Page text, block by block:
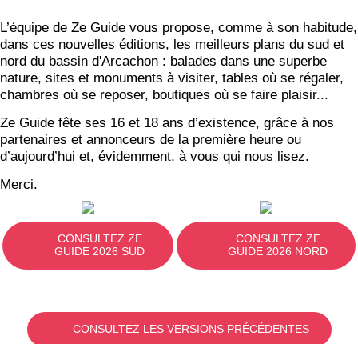
L’équipe de Ze Guide vous propose, comme à son habitude,
dans ces nouvelles éditions, les meilleurs plans du sud et
nord du bassin d'Arcachon : balades dans une superbe
nature, sites et monuments à visiter, tables où se régaler,
chambres où se reposer, boutiques où se faire plaisir...
Ze Guide fête ses 16 et 18 ans d’existence, grâce à nos
partenaires et annonceurs de la première heure ou
d’aujourd’hui et, évidemment, à vous qui nous lisez.
Merci.
CONSULTEZ ZE
GUIDE 2026 SUD
CONSULTEZ ZE
GUIDE 2026 NORD
CONSULTEZ LES VERSIONS PRÉCÉDENTES